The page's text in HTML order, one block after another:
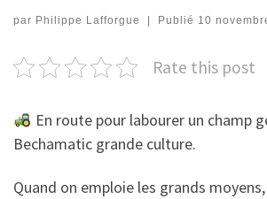
par Philippe Lafforgue | Publié 10
Rate this post
En route pour labourer un champ
Bechamatic grande culture.
Quand on emploie les grands